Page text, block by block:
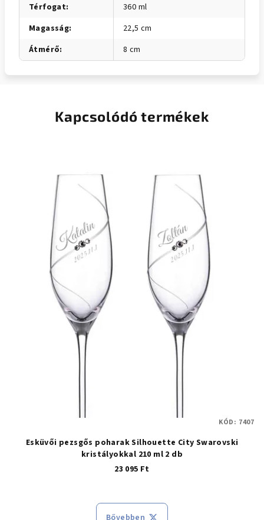
Térfogat:
360 ml
Magasság:
22,5 cm
Átmérő: 8 cm
Kapcsolódó termékek
Esküvői pezsgős poharak Silhouette City Swarovski
kristályokkal 210 ml 2 db
23 095 Ft
Bővebben
KÓD: 7407